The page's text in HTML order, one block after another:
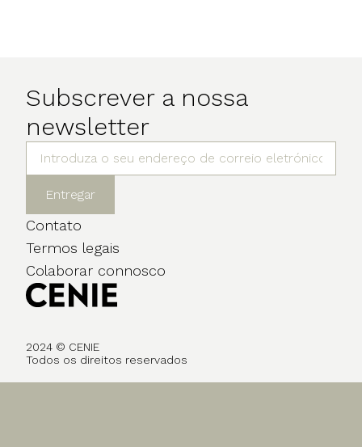
Subscrever a nossa
newsletter
Entregar
Contato
Termos legais
Colaborar connosco
2024 © CENIE
Todos os direitos reservados